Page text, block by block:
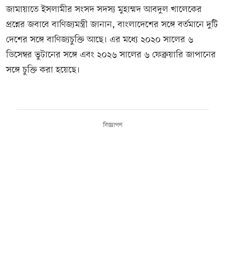
জামায়াতে ইসলামীর সংসদ সদস্য মুহাম্মদ আবদুল খালেকের
প্রশ্নের জবাবে বাণিজ্যমন্ত্রী জানান, বাংলাদেশের সঙ্গে বর্তমানে দুটি
দেশের সঙ্গে বাণিজ্যচুক্তি আছে। এর মধ্যে ২০২০ সালের ৬
ডিসেম্বর ভুটানের সঙ্গে এবং ২০২৬ সালের ৬ ফেব্রুয়ারি জাপানের
সঙ্গে চুক্তি করা হয়েছে।
বিজ্ঞাপন